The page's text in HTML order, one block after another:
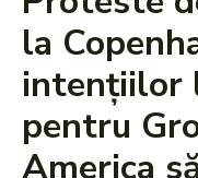
la
intențiilor
pentru
America